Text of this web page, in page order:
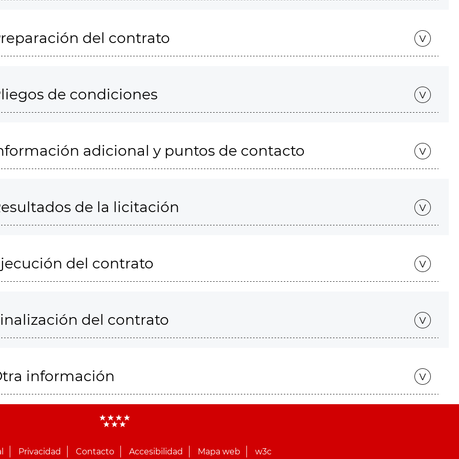
del contrato
de condiciones
adicional y puntos de contacto
de la licitación
del contrato
del contrato
información
Privacidad Contacto Accesibilidad Mapa web w3c